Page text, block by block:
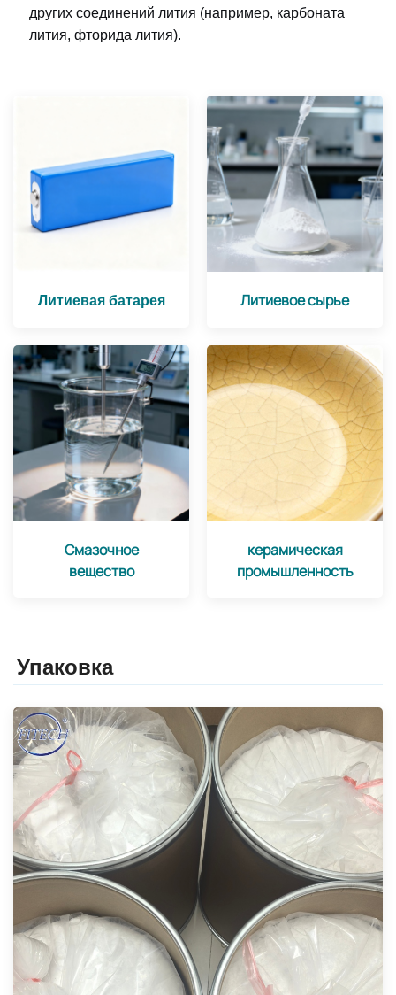
других соединений лития (например, карбоната
лития, фторида лития).
Литиевая батарея Литиевое сырье
Смазочное
вещество
керамическая
промышленность
Упаковка